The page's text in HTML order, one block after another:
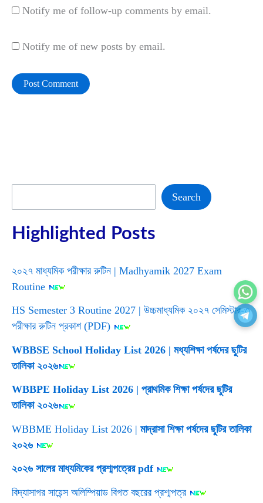
Notify me of follow-up comments by email.
Notify me of new posts by email.
Search
Highlighted Posts
২০২৭ মাধ্যমিক পরীক্ষার রুটিন | Madhyamik 2027 Exam
Routine
HS Semester 3 Routine 2027 | উচ্চমাধ্যমিক ২০২৭ সেমিস্টার-৩
পরীক্ষার রুটিন প্রকাশ (PDF)
WBBSE School Holiday List 2026 | মধ্যশিক্ষা পর্ষদের ছুটির
তালিকা ২০২৬
WBBPE Holiday List 2026 | প্রাথমিক শিক্ষা পর্ষদের ছুটির
তালিকা ২০২৬
WBBME Holiday List 2026 | মাদ্রাসা শিক্ষা পর্ষদের ছুটির তালিকা
২০২৬
২০২৬ সালের মাধ্যমিকের প্রশ্মপত্রের pdf
বিদ্যাসাগর সায়েন্স অলিম্পিয়াড বিগত বছরের প্রশ্মপত্র